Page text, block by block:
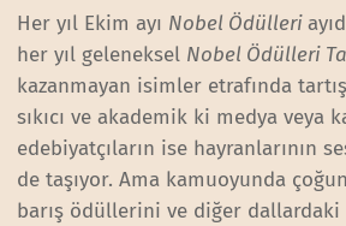
Her yıl Ekim ayı Nobel Ödülleri
her yıl geleneksel Nobel Ödülleri
kazanmayan isimler etrafında
sıkıcı ve akademik ki medya
edebiyatçıların ise hayranlarının
de taşıyor. Ama kamuoyunda
barış ödüllerini ve diğer